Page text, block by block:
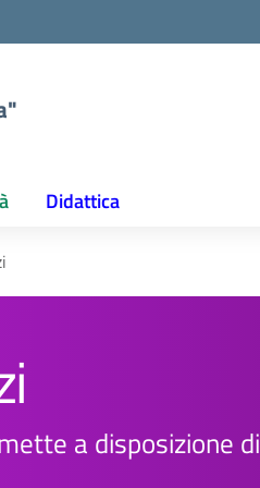
Didattica
a disposizione di